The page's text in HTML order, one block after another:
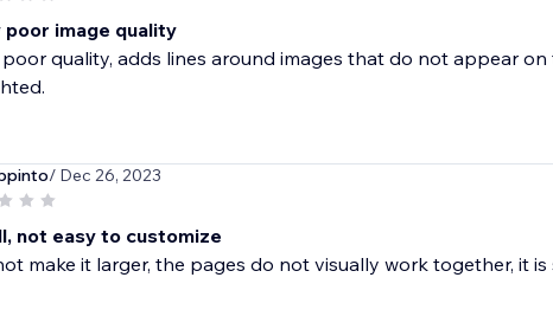
poor image quality
quality, adds lines around images that do not appear
/ Dec 26, 2023
not easy to customize
make it larger, the pages do not visually work together, it